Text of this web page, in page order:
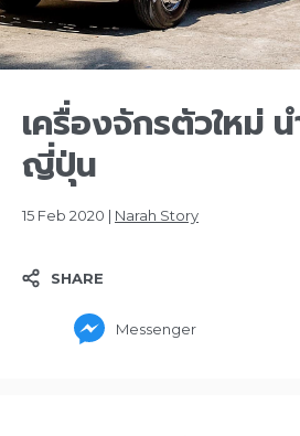
เครื่องจักรตัวใหม่ น
ญี่ปุ่น
15 Feb 2020 | Narah Story
SHARE
Messenger